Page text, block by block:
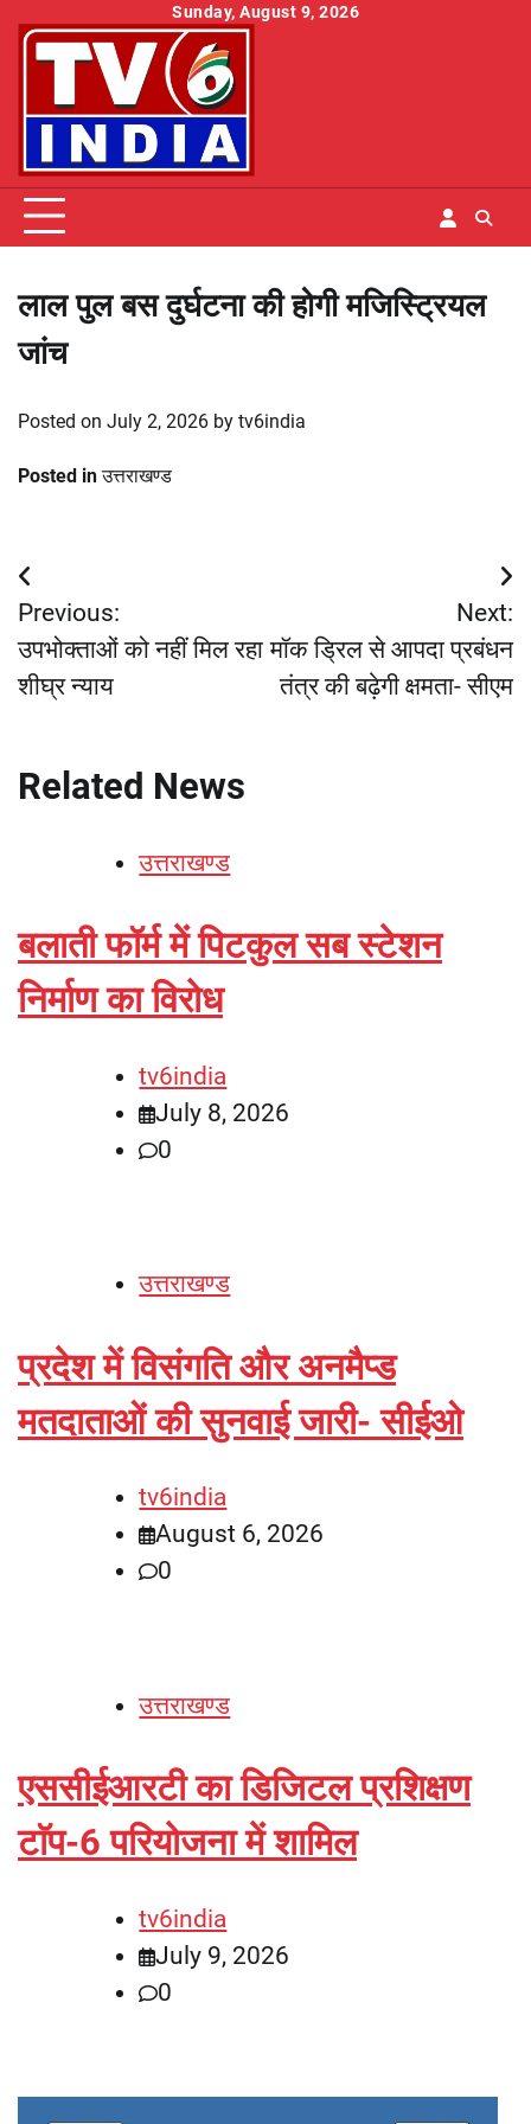
Skip
Sunday, August 9, 2026
लाल पुल बस दुर्घटना की होगी मजिस्ट्रियल
जांच
Posted on July 2, 2026 by tv6india
Posted inउत्तराखण्ड
Post
navigation
Previous:
उपभोक्ताओं को नहीं मिल रहा
शीघ्र न्याय
Next:
मॉक ड्रिल से आपदा प्रबंधन
तंत्र की बढ़ेगी क्षमता- सीएम
Related News
उत्तराखण्ड
बलाती फॉर्म में पिटकुल सब स्टेशन
निर्माण का विरोध
tv6india
July 8, 2026
0
उत्तराखण्ड
प्रदेश में विसंगति और अनमैप्ड
मतदाताओं की सुनवाई जारी- सीईओ
tv6india
August 6, 2026
0
उत्तराखण्ड
एससीईआरटी का डिजिटल प्रशिक्षण
टाॅप-6 परियोजना में शामिल
tv6india
July 9, 2026
0